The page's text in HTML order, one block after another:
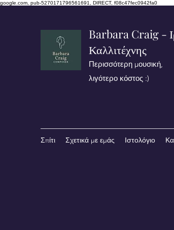
google.com, pub-5270171796561691, DIRECT, f08c47fec0942fa0
Barbara Craig -
Καλλιτέχνης
Περισσότερη μουσική,
λιγότερο κόστος :)
Σπίτι Σχετικά με εμάς Ιστολόγιο